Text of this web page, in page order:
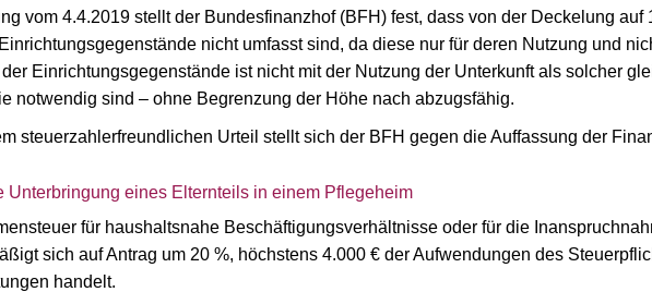
vom 4.4.2019 stellt der Bundesfinanzhof (BFH) fest, dass von der Deckelung auf
nicht umfasst sind, da diese nur für deren Nutzung und
Einrichtungsgegenstände ist nicht mit der Nutzung der Unterkunft als solcher
notwendig sind – ohne Begrenzung der Höhe nach abzugsfähig.
steuerzahlerfreundlichen Urteil stellt sich der BFH gegen die Auffassung der
Unterbringung eines Elternteils in einem Pflegeheim
für haushaltsnahe Beschäftigungsverhältnisse oder für die
sich auf Antrag um 20 %, höchstens 4.000 € der Aufwendungen des
handelt.